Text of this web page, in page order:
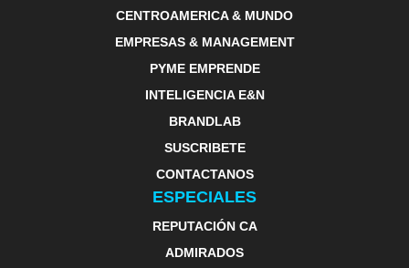
CENTROAMERICA & MUNDO
EMPRESAS & MANAGEMENT
PYME EMPRENDE
INTELIGENCIA E&N
BRANDLAB
SUSCRIBETE
CONTACTANOS
ESPECIALES
REPUTACIÓN CA
ADMIRADOS